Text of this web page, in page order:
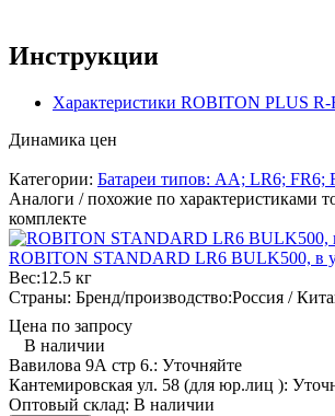
Инструкции
Характеристики ROBITON PLUS R-
Динамика цен
Категории: Батареи типов: AA; LR6; FR6;
Аналоги / похожие по характеристиками
комплекте
ROBITON STANDARD LR6 BULK500, в
Вес:12.5 кг
Страны: Бренд/производство:Россия /
Цена по запросу
В наличии
Вавилова 9А стр 6.: Уточняйте
Кантемировская ул. 58 (для юр.лиц ):
Оптовый склад: В наличии